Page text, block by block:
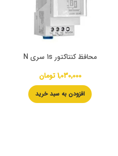
محافظ کنتاکتور 1s سری N
1,030,000 تومان
افزودن به سبد خرید